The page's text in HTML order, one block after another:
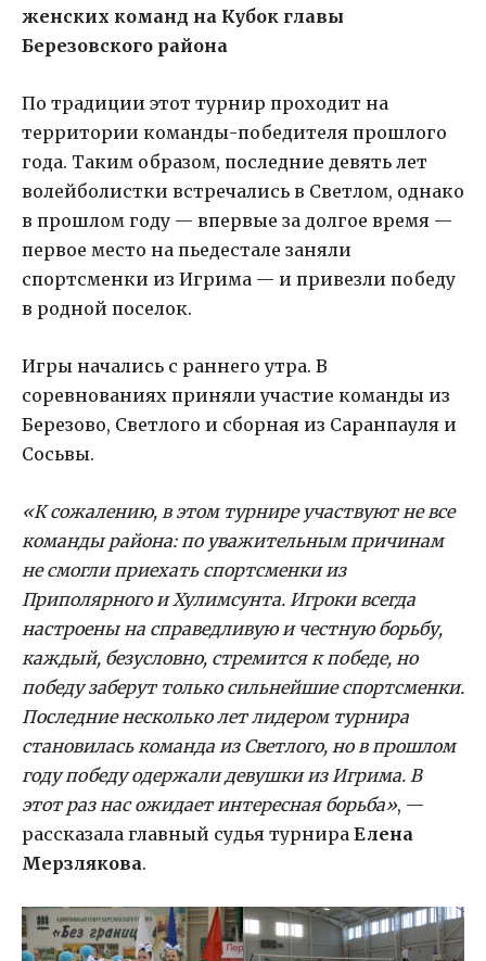
женских команд на Кубок главы
Березовского района
По традиции этот турнир проходит на
территории команды-победителя прошлого
года. Таким образом, последние девять лет
волейболистки встречались в Светлом, однако
в прошлом году — впервые за долгое время —
первое место на пьедестале заняли
спортсменки из Игрима — и привезли победу
в родной поселок.
Игры начались с раннего утра. В
соревнованиях приняли участие команды из
Березово, Светлого и сборная из Саранпауля и
Сосьвы.
«К сожалению, в этом турнире участвуют не все
команды района: по уважительным причинам
не смогли приехать спортсменки из
Приполярного и Хулимсунта. Игроки всегда
настроены на справедливую и честную борьбу,
каждый, безусловно, стремится к победе, но
победу заберут только сильнейшие спортсменки.
Последние несколько лет лидером турнира
становилась команда из Светлого, но в прошлом
году победу одержали девушки из Игрима. В
этот раз нас ожидает интересная борьба», —
рассказала главный судья турнира Елена
Мерзлякова.